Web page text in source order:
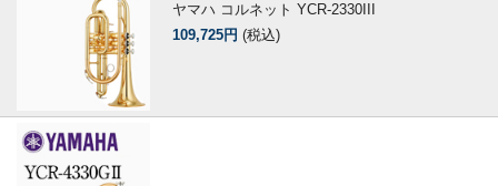
ヤマハ コルネット YCR-2330III
109,725円 (税込)